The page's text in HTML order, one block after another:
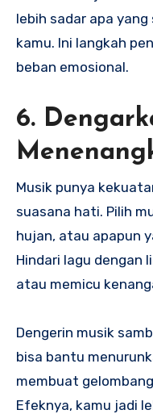
lebih sadar apa
kamu. Ini langkah
beban emosional.
6.
Musik punya
suasana hati. Pilih
hujan, atau apapun
Hindari lagu dengan
atau memicu
Dengerin musik
bisa bantu
membuat
Efeknya, kamu jadi